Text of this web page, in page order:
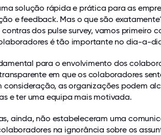
solução rápida e prática para as
e feedback. Mas o que são
dos pulse survey, vamos primeiro
é tão importante no dia-a-
para o envolvimento dos
em que os colaboradores
consideração, as organizações podem
e ter uma equipa mais motivada.
ainda, não estabeleceram uma
na ignorância sobre os